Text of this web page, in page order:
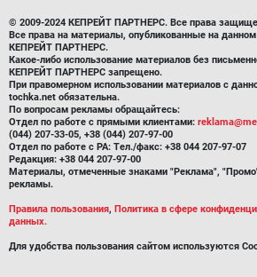
© 2009-2024 КЕПРЕЙТ ПАРТНЕРС. Все права
Все права на материалы, опубликованные на
КЕПРЕЙТ ПАРТНЕРС.
Какое-либо использование материалов без
КЕПРЕЙТ ПАРТНЕРС запрещено.
При правомерном использовании материалов с
tochka.net обязательна.
По вопросам рекламы обращайтесь:
Отдел по работе с прямыми клиентами:
(044) 207-33-05, +38 (044) 207-97-00
Отдел по работе с РА: Тел./факс: +38 044 207-97-07
Редакция: +38 044 207-97-00
Материалы, отмеченные знаками "Реклама",
рекламы.
Правила пользования, Политика в сфере
данных.
Для удобства пользования сайтом используются